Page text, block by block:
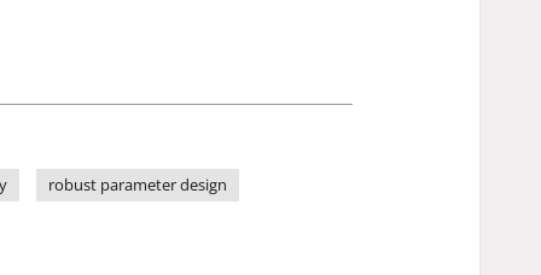
robust parameter design